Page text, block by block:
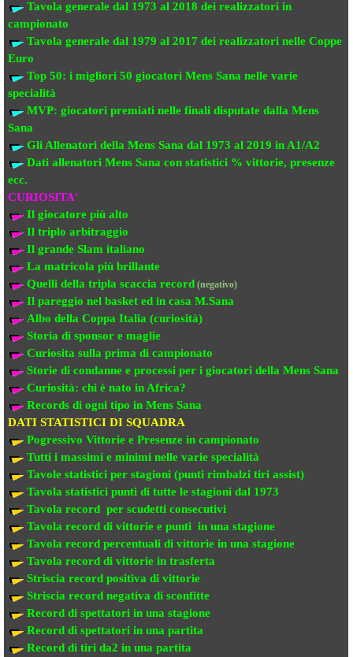
Tavola generale dal 1973 al 2018 dei realizzatori in
campionato
Tavola generale dal 1979 al 2017 dei realizzatori nelle Coppe
Euro
Top 50: i migliori 50 giocatori Mens Sana nelle varie
specialità
MVP: giocatori premiati nelle finali disputate dalla Mens
Sana
Gli Allenatori della Mens Sana dal 1973 al 2019 in A1/A2
Dati allenatori Mens Sana con statistici % vittorie, presenze
ecc.
CURIOSITA'
Il giocatore più alto
Il triplo arbitraggio
Il grande Slam italiano
La matricola più brillante
Quelli della tripla scaccia record (negativo)
Il pareggio nel basket ed in casa M.Sana
Albo della Coppa Italia (curiosità)
Storia di sponsor e maglie
Curiosita sulla prima di campionato
Storie di condanne e processi per i giocatori della Mens Sana
Curiosità: chi è nato in Africa?
Records di ogni tipo in Mens Sana
DATI STATISTICI DI SQUADRA
Pogressivo Vittorie e Presenze in campionato
Tutti i massimi e minimi nelle varie specialità
Tavole statistici per stagioni (punti rimbalzi tiri assist)
Tavola statistici punti di tutte le stagioni dal 1973
Tavola record per scudetti consecutivi
Tavola record di vittorie e punti in una stagione
Tavola record percentuali di vittorie in una stagione
Tavola record di vittorie in trasferta
Striscia record positiva di vittorie
Striscia record negativa di sconfitte
Record di spettatori in una stagione
Record di spettatori in una partita
Record di tiri da2 in una partita